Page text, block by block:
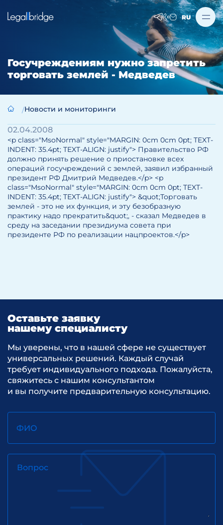
RU
Госучреждениям нужно запретить
торговать землей - Медведев
Новости и мониторинги
02.04.2008
<p class="MsoNormal" style="MARGIN: 0cm 0cm 0pt; TEXT-
INDENT: 35.4pt; TEXT-ALIGN: justify"> Правительство РФ
должно принять решение о приостановке всех
операций госучреждений с землей, заявил избранный
президент РФ Дмитрий Медведев.</p> <p
class="MsoNormal" style="MARGIN: 0cm 0cm 0pt; TEXT-
INDENT: 35.4pt; TEXT-ALIGN: justify"> &quot;Торговать
землей - это не их функция, и эту безобразную
практику надо прекратить&quot;, - сказал Медведев в
среду на заседании президиума совета при
президенте РФ по реализации нацпроектов.</p>
Оставьте заявку
нашему специалисту
Мы уверены, что в нашей сфере не существует
универсальных решений. Каждый случай
требует индивидуального подхода. Пожалуйста,
свяжитесь с нашим консультантом
и вы получите предварительную консультацию.
ФИО
Вопрос